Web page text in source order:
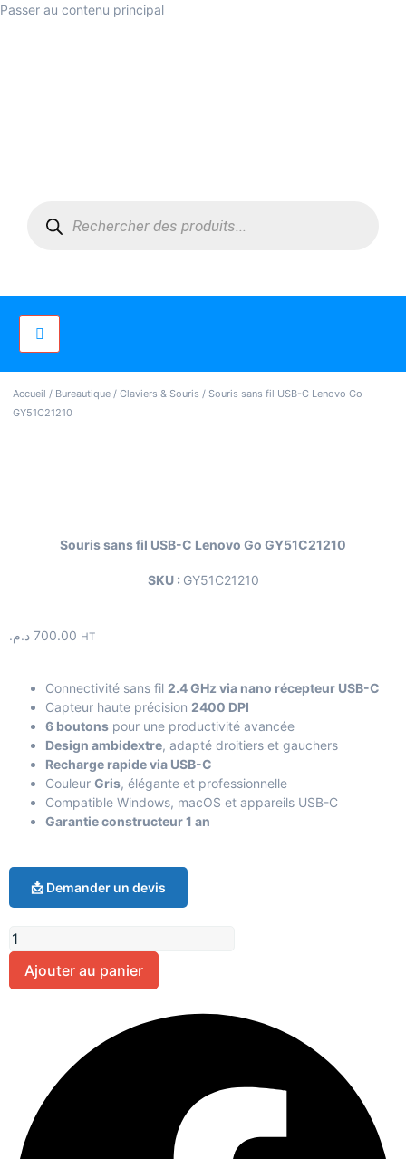
Passer au contenu principal
Accueil / Bureautique / Claviers & Souris / Souris sans fil USB-C Lenovo Go
GY51C21210
Souris sans fil USB-C Lenovo Go GY51C21210
SKU : GY51C21210
700.00 د.م. HT
Connectivité sans fil 2.4 GHz via nano récepteur USB-C
Capteur haute précision 2400 DPI
6 boutons pour une productivité avancée
Design ambidextre, adapté droitiers et gauchers
Recharge rapide via USB-C
Couleur Gris, élégante et professionnelle
Compatible Windows, macOS et appareils USB-C
Garantie constructeur 1 an
📩 Demander un devis
Ajouter au panier